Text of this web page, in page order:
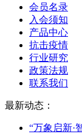
会员名录
入会须知
产品中心
抗击疫情
行业研究
政策法规
联系我们
最新动态：
“万象启新·